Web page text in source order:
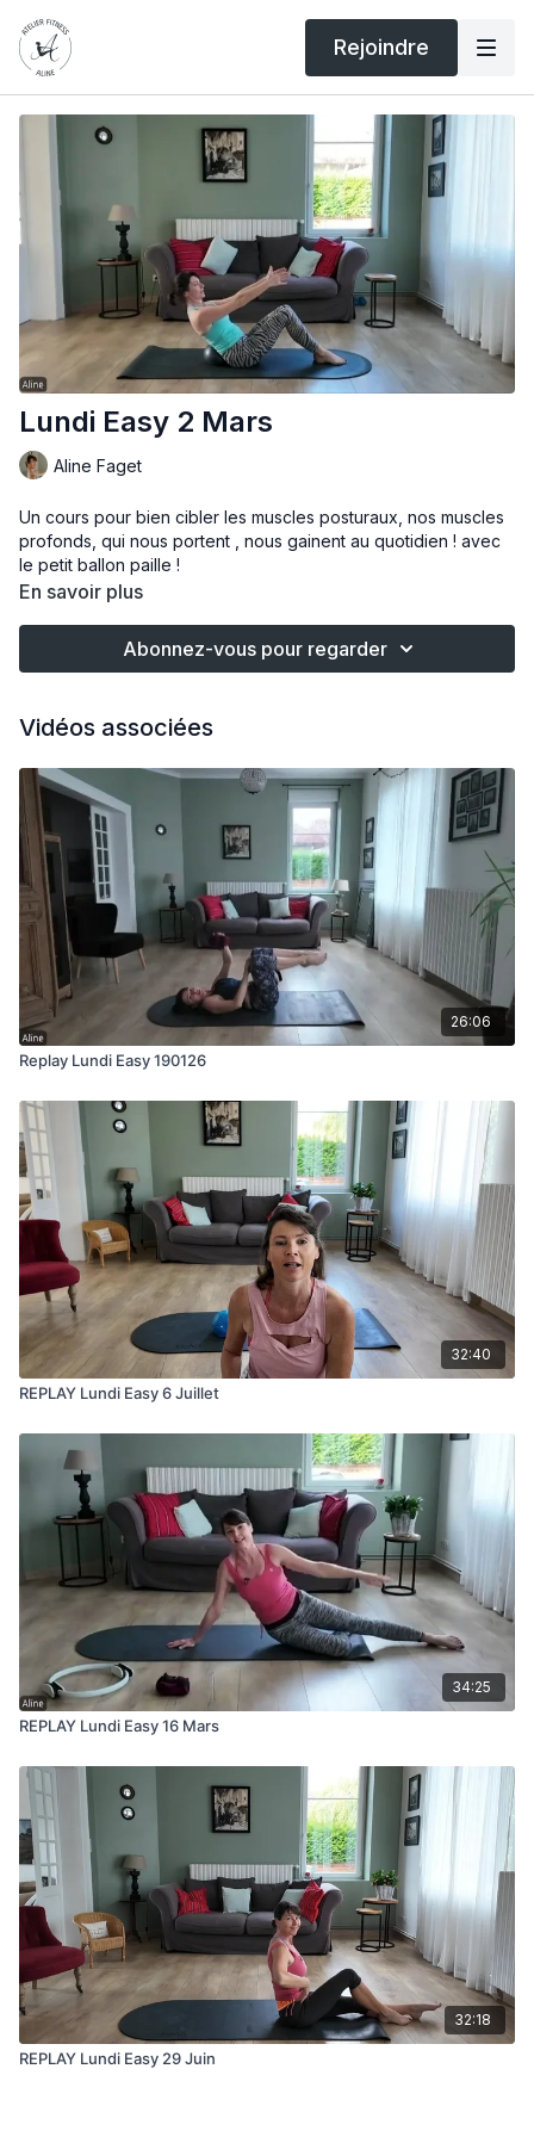
Rejoindre
Lundi Easy 2 Mars
Aline Faget
Un cours pour bien cibler les muscles posturaux, nos muscles
profonds, qui nous portent , nous gainent au quotidien ! avec
le petit ballon paille !
En savoir plus
Abonnez-vous pour regarder
Vidéos associées
26:06
Replay Lundi Easy 190126
32:40
REPLAY Lundi Easy 6 Juillet
34:25
REPLAY Lundi Easy 16 Mars
32:18
REPLAY Lundi Easy 29 Juin